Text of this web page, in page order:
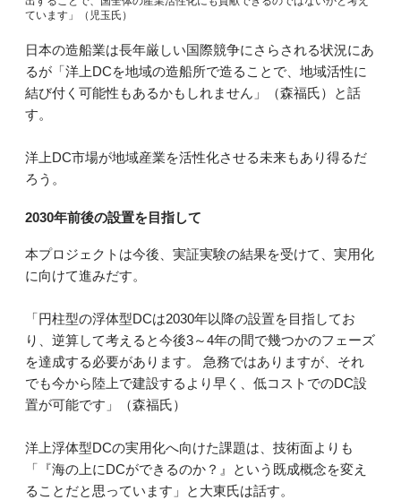
ています」（児玉氏）
日本の造船業は長年厳しい国際競争にさらされる状況にあ
るが「洋上DCを地域の造船所で造ることで、地域活性に
結び付く可能性もあるかもしれません」（森福氏）と話
す。
洋上DC市場が地域産業を活性化させる未来もあり得るだ
ろう。
2030年前後の設置を目指して
本プロジェクトは今後、実証実験の結果を受けて、実用化
に向けて進みだす。
「円柱型の浮体型DCは2030年以降の設置を目指してお
り、逆算して考えると今後3～4年の間で幾つかのフェーズ
を達成する必要があります。‎ 急務ではありますが、それ
でも今から陸上で建設するより早く、低コストでのDC設
置が可能です」（森福氏）
洋上浮体型DCの実用化へ向けた課題は、技術面よりも
「『海の上にDCができるのか？』という既成概念を変え
ることだと思っています」と大東氏は話す。